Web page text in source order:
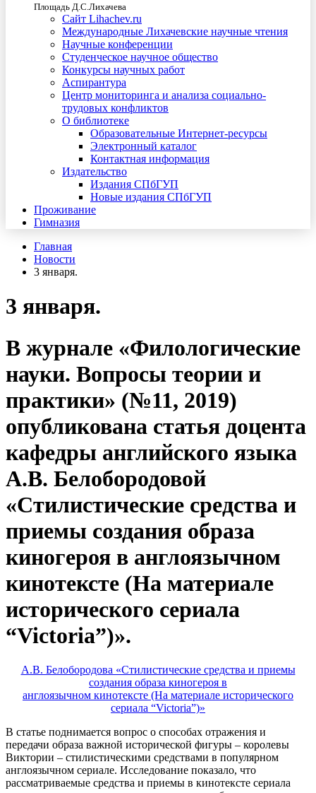
Площадь Д.С.Лихачева
Сайт Lihachev.ru
Международные Лихачевские научные чтения
Научные конференции
Студенческое научное общество
Конкурсы научных работ
Аспирантура
Центр мониторинга и анализа социально-
трудовых конфликтов
О библиотеке
Образовательные Интернет-ресурсы
Электронный каталог
Контактная информация
Издательство
Издания СПбГУП
Новые издания СПбГУП
Проживание
Гимназия
Главная
Новости
3 января.
3 января.
В журнале «Филологические
науки. Вопросы теории и
практики» (№11, 2019)
опубликована статья доцента
кафедры английского языка
А.В. Белобородовой
«Стилистические средства и
приемы создания образа
киногероя в англоязычном
кинотексте (На материале
исторического сериала
“Victoria”)».
А.В. Белобородова «Стилистические средства и приемы
создания образа киногероя в
англоязычном кинотексте (На материале исторического
сериала “Victoria”)»
В статье поднимается вопрос о способах отражения и
передачи образа важной исторической фигуры – королевы
Виктории – стилистическими средствами в популярном
англоязычном сериале. Исследование показало, что
рассматриваемые средства и приемы в кинотексте сериала